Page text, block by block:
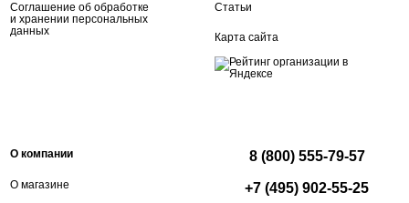
Соглашение об обработке
и хранении персональных
данных
Статьи
Карта сайта
О компании
О магазине
8 (800) 555-79-57
+7 (495) 902-55-25